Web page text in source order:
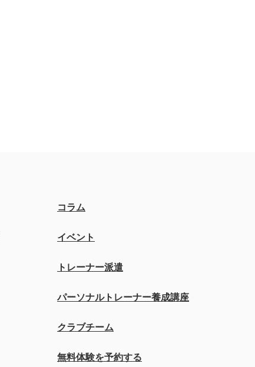
コラム
イベント
トレーナー派遣
パーソナルトレーナー養成講座
クラブチーム
無料体験を予約する